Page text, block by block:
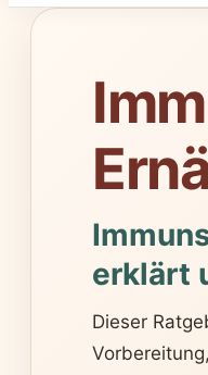
erklärt
Dieser